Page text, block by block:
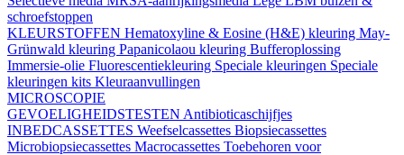
schroefstoppen
KLEURSTOFFEN Hematoxyline & Eosine (H&E) kleuring May-
Grünwald kleuring Papanicolaou kleuring Bufferoplossing
Immersie-olie Fluorescentiekleuring Speciale kleuringen Speciale
kleuringen kits Kleuraanvullingen
MICROSCOPIE
GEVOELIGHEIDSTESTEN Antibioticaschijfjes
INBEDCASSETTES Weefselcassettes Biopsiecassettes
Microbiopsiecassettes Macrocassettes Toebehoren voor